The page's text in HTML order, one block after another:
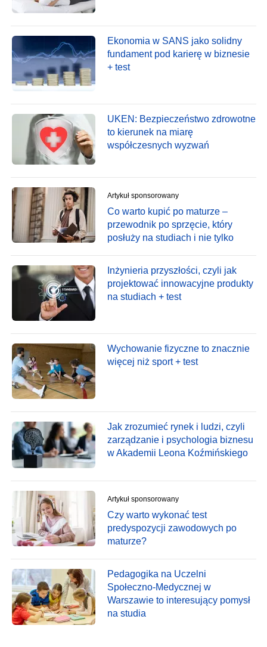
Ekonomia w SANS jako solidny
fundament pod karierę w biznesie
+ test
UKEN: Bezpieczeństwo zdrowotne
to kierunek na miarę
współczesnych wyzwań
Artykuł sponsorowany
Co warto kupić po maturze –
przewodnik po sprzęcie, który
posłuży na studiach i nie tylko
Inżynieria przyszłości, czyli jak
projektować innowacyjne produkty
na studiach + test
Wychowanie fizyczne to znacznie
więcej niż sport + test
Jak zrozumieć rynek i ludzi, czyli
zarządzanie i psychologia biznesu
w Akademii Leona Koźmińskiego
Artykuł sponsorowany
Czy warto wykonać test
predyspozycji zawodowych po
maturze?
Pedagogika na Uczelni
Społeczno-Medycznej w
Warszawie to interesujący pomysł
na studia